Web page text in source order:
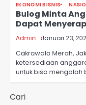
EKONOMI BISNIS
Bulog Minta
Dapat
Admin Januari 23,
Cakrawala Merah,
ketersediaan
untuk bisa mengolah
Cari